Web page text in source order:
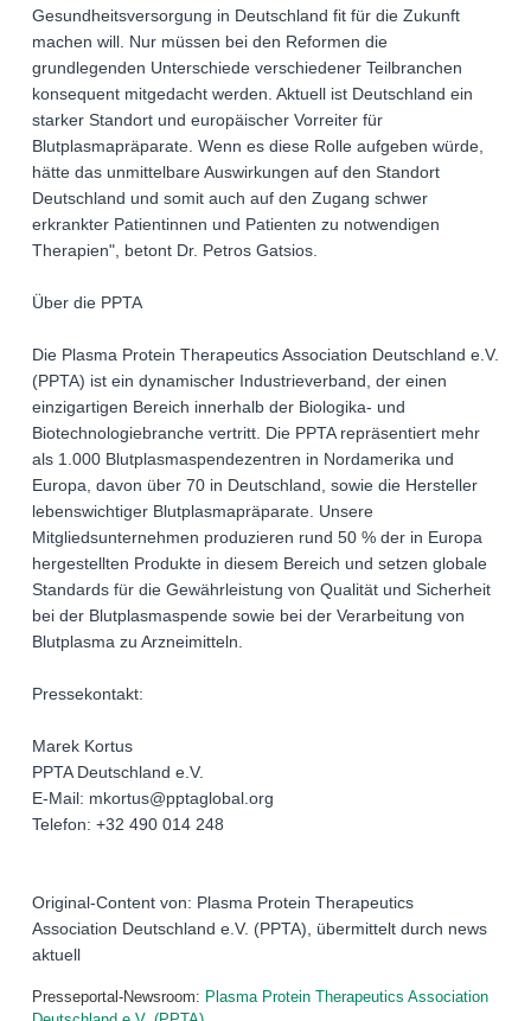
Gesundheitsversorgung in Deutschland fit für die Zukunft
machen will. Nur müssen bei den Reformen die
grundlegenden Unterschiede verschiedener Teilbranchen
konsequent mitgedacht werden. Aktuell ist Deutschland ein
starker Standort und europäischer Vorreiter für
Blutplasmapräparate. Wenn es diese Rolle aufgeben würde,
hätte das unmittelbare Auswirkungen auf den Standort
Deutschland und somit auch auf den Zugang schwer
erkrankter Patientinnen und Patienten zu notwendigen
Therapien", betont Dr. Petros Gatsios.
Über die PPTA
Die Plasma Protein Therapeutics Association Deutschland e.V.
(PPTA) ist ein dynamischer Industrieverband, der einen
einzigartigen Bereich innerhalb der Biologika- und
Biotechnologiebranche vertritt. Die PPTA repräsentiert mehr
als 1.000 Blutplasmaspendezentren in Nordamerika und
Europa, davon über 70 in Deutschland, sowie die Hersteller
lebenswichtiger Blutplasmapräparate. Unsere
Mitgliedsunternehmen produzieren rund 50 % der in Europa
hergestellten Produkte in diesem Bereich und setzen globale
Standards für die Gewährleistung von Qualität und Sicherheit
bei der Blutplasmaspende sowie bei der Verarbeitung von
Blutplasma zu Arzneimitteln.
Pressekontakt:
Marek Kortus
PPTA Deutschland e.V.
E-Mail: mkortus@pptaglobal.org
Telefon: +32 490 014 248
Original-Content von: Plasma Protein Therapeutics
Association Deutschland e.V. (PPTA), übermittelt durch news
aktuell
Presseportal-Newsroom: Plasma Protein Therapeutics Association